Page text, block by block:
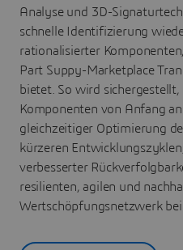
Analyse und 3D-
schnelle Identifizierung
rationalisierter
Part Suppy-Marketplace
bietet. So wird sichergestellt,
Komponenten von Anfang
gleichzeitiger Optimierung
kürzeren
verbesserter
resilienten, agilen und
Wertschöpfungsnetzwerk bei.